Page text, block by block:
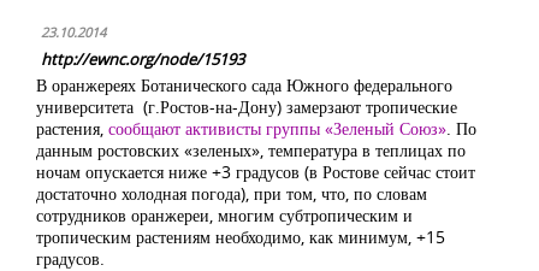
23.10.2014
http://ewnc.org/node/15193
В оранжереях Ботанического сада Южного федерального
университета (г.Ростов-на-Дону) замерзают тропические
растения, сообщают активисты группы «Зеленый Союз». По
данным ростовских «зеленых», температура в теплицах по
ночам опускается ниже +3 градусов (в Ростове сейчас стоит
достаточно холодная погода), при том, что, по словам
сотрудников оранжереи, многим субтропическим и
тропическим растениям необходимо, как минимум, +15
градусов.